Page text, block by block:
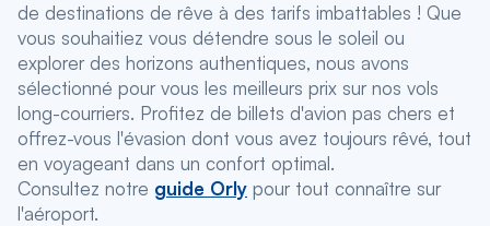
de destinations de rêve à des tarifs imbattables ! Que
vous souhaitiez vous détendre sous le soleil ou
explorer des horizons authentiques, nous avons
sélectionné pour vous les meilleurs prix sur nos vols
long-courriers. Profitez de billets d'avion pas chers et
offrez-vous l'évasion dont vous avez toujours rêvé, tout
en voyageant dans un confort optimal.
Consultez notre guide Orly pour tout connaître sur
l'aéroport.